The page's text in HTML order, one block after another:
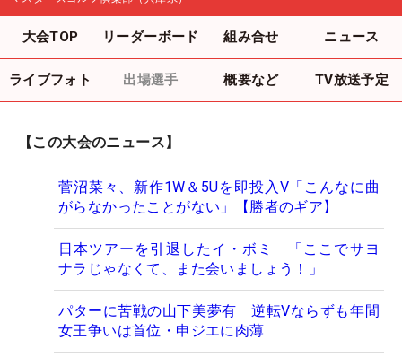
大会TOP リーダーボード 組み合せ ニュース
ライブフォト 出場選手 概要など TV放送予定
【この大会のニュース】
菅沼菜々、新作1W＆5Uを即投入V「こんなに曲
がらなかったことがない」【勝者のギア】
日本ツアーを引退したイ・ボミ 「ここでサヨ
ナラじゃなくて、また会いましょう！」
パターに苦戦の山下美夢有 逆転Vならずも年間
女王争いは首位・申ジエに肉薄